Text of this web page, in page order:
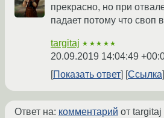
прекрасно, но при
падает потому что своп
targitaj ★★★★★
20.09.2019 14:04:49
Показать ответ
Ссылка
Ответ на: комментарий от targitaj